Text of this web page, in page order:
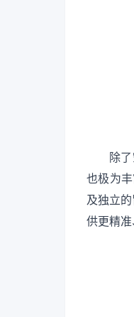
除了空
也极为
及独立
供更精准